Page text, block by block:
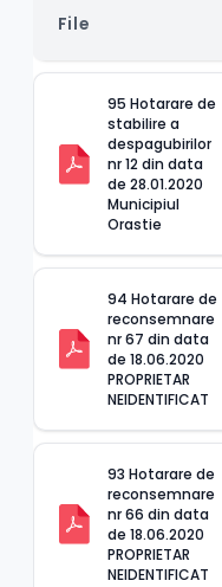
File
95 Hotarare de
stabilire a
despagubirilor
nr 12 din data
de 28.01.2020
Municipiul
Orastie
94 Hotarare de
reconsemnare
nr 67 din data
de 18.06.2020
PROPRIETAR
NEIDENTIFICAT
93 Hotarare de
reconsemnare
nr 66 din data
de 18.06.2020
PROPRIETAR
NEIDENTIFICAT